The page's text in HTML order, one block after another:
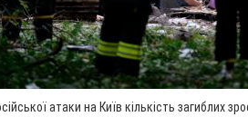
атаки на Київ кількість загиблих